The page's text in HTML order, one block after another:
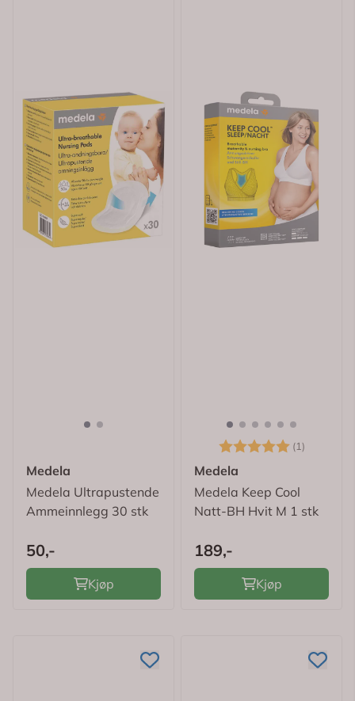
Medela
Medela Ultrapustende
Ammeinnlegg 30 stk
50,-
Kjøp
Karakter: (1)
Medela
Medela Keep Cool
Natt-BH Hvit M 1 stk
189,-
Kjøp